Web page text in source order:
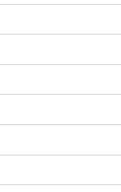
ン
査料金
料金